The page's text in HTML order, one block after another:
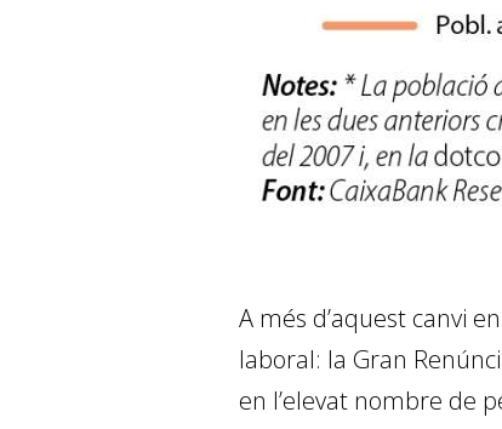
A més d’aquest canvi
laboral: la Gran
en l’elevat nombre de